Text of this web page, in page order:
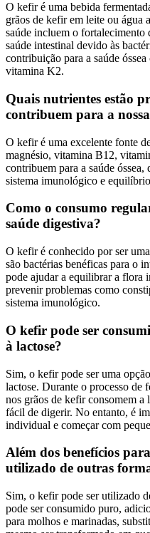
O kefir é uma bebida
grãos de kefir em leite ou água
saúde incluem o
saúde intestinal devido às
contribuição para a saúde
vitamina K2.
Quais nutrientes estão
contribuem para a
O kefir é uma excelente fonte
magnésio, vitamina B12,
contribuem para a saúde
sistema imunológico e
Como o consumo
saúde digestiva?
O kefir é conhecido por ser
são bactérias benéficas para o
pode ajudar a equilibrar a flora
prevenir problemas como
sistema imunológico.
O kefir pode ser
à lactose?
Sim, o kefir pode ser uma
lactose. Durante o processo de
nos grãos de kefir consomem a
fácil de digerir. No entanto, é
individual e começar com
Além dos benefícios
utilizado de outras
Sim, o kefir pode ser utilizado
pode ser consumido puro,
para molhos e marinadas,